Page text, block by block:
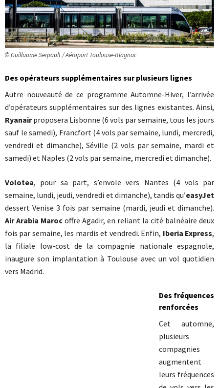
© Guillaume Serpault / Aéroport Toulouse-Blagnac
Des opérateurs supplémentaires sur plusieurs lignes
Autre nouveauté de ce programme Automne-Hiver, l’arrivée
d’opérateurs supplémentaires sur des lignes existantes. Ainsi,
Ryanairproposera Lisbonne (6 vols par semaine, tous les jours
sauf le samedi), Francfort (4 vols par semaine, lundi, mercredi,
vendredi et dimanche), Séville (2 vols par semaine, mardi et
samedi) et Naples (2 vols par semaine, mercredi et dimanche).
Volotea, pour sa part, s’envole vers Nantes (4 vols par
semaine, lundi, jeudi, vendredi et dimanche), tandis qu’easyJet
dessert Venise 3 fois par semaine (mardi, jeudi et dimanche).
Air Arabia Maroc offre Agadir, en reliant la cité balnéaire deux
fois par semaine, les mardis et vendredi. Enfin, Iberia Express,
la filiale low-cost de la compagnie nationale espagnole,
inaugure son implantation à Toulouse avec un vol quotidien
vers Madrid.
Des fréquences
renforcées
Cet automne,
plusieurs
compagnies
augmentent
leurs fréquences